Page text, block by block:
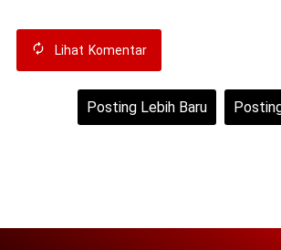
Lihat Komentar
Posting Lebih Baru